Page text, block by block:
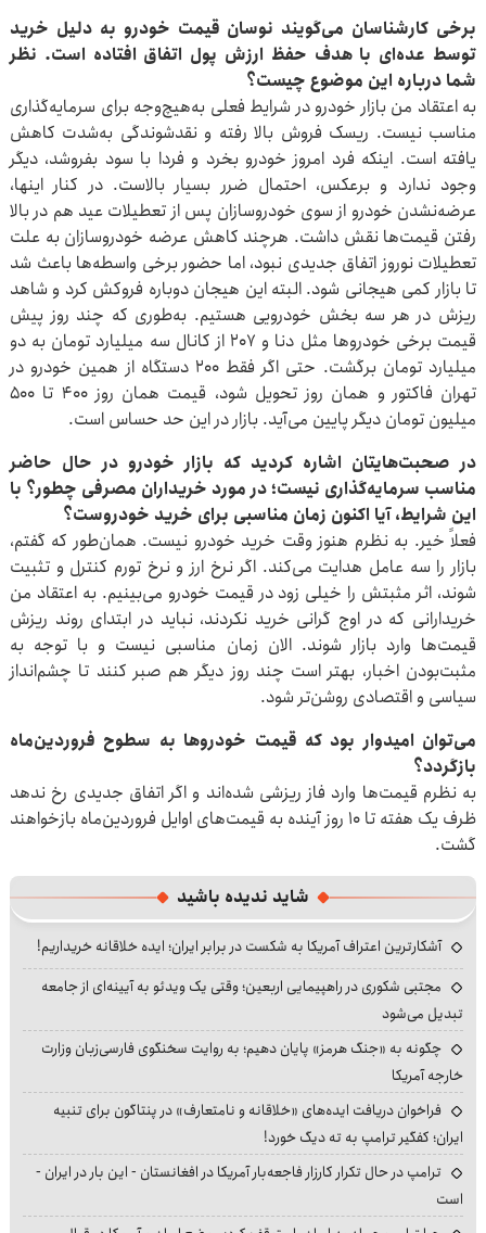
برخی کارشناسان می‌گویند نوسان قیمت خودرو به دلیل خرید
توسط عده‌ای با هدف حفظ ارزش پول اتفاق افتاده است. نظر
شما درباره این موضوع چیست؟
به اعتقاد من بازار خودرو در شرایط فعلی به‌هیچ‌وجه برای سرمایه‌گذاری
مناسب نیست. ریسک فروش بالا رفته و نقدشوندگی به‌شدت کاهش
یافته است. اینکه فرد امروز خودرو بخرد و فردا با سود بفروشد، دیگر
وجود ندارد و برعکس، احتمال ضرر بسیار بالاست. در کنار اینها،
عرضه‌نشدن خودرو از سوی خودروسازان پس از تعطیلات عید هم در بالا
رفتن قیمت‌ها نقش داشت. هرچند کاهش عرضه خودروسازان به علت
تعطیلات نوروز اتفاق جدیدی نبود، اما حضور برخی واسطه‌ها باعث شد
تا بازار کمی هیجانی شود. البته این هیجان دوباره فروکش کرد و شاهد
ریزش در هر سه بخش خودرویی هستیم. به‌طوری که چند روز پیش
قیمت برخی خودروها مثل دنا و ۲۰۷ از کانال سه میلیارد تومان به دو
میلیارد تومان برگشت. حتی اگر فقط ۲۰۰ دستگاه از همین خودرو در
تهران فاکتور و همان روز تحویل شود، قیمت همان روز ۴۰۰ تا ۵۰۰
میلیون تومان دیگر پایین می‌آید. بازار در این حد حساس است.
در صحبت‌هایتان اشاره کردید که بازار خودرو در حال حاضر
مناسب سرمایه‌گذاری نیست؛ در مورد خریداران مصرفی چطور؟ با
این شرایط، آیا اکنون زمان مناسبی برای خرید خودروست؟
فعلاً خیر. به نظرم هنوز وقت خرید خودرو نیست. همان‌طور که گفتم،
بازار را سه عامل هدایت می‌کند. اگر نرخ ارز و نرخ تورم کنترل و تثبیت
شوند، اثر مثبتش را خیلی زود در قیمت خودرو می‌بینیم. به اعتقاد من
خریدارانی که در اوج گرانی خرید نکردند، نباید در ابتدای روند ریزش
قیمت‌ها وارد بازار شوند. الان زمان مناسبی نیست و با توجه به
مثبت‌بودن اخبار، بهتر است چند روز دیگر هم صبر کنند تا چشم‌انداز
سیاسی و اقتصادی روشن‌تر شود.
می‌توان امیدوار بود که قیمت خودروها به سطوح فروردین‌ماه
بازگردد؟
به نظرم قیمت‌ها وارد فاز ریزشی شده‌اند و اگر اتفاق جدیدی رخ ندهد
ظرف یک هفته تا ۱۰ روز آینده به قیمت‌های اوایل فروردین‌ماه بازخواهند
گشت.
شاید ندیده باشید
آشکارترین اعتراف آمریکا به شکست در برابر ایران؛ ایده خلاقانه خریداریم!
مجتبی شکوری در راهپیمایی اربعین؛ وقتی یک ویدئو به آیینه‌ای از جامعه
تبدیل می‌شود
چگونه به «جنگ هرمز» پایان دهیم؛ به روایت سخنگوی فارسی‌زبان وزارت
خارجه آمریکا
فراخوان دریافت ایده‌های «خلاقانه و نامتعارف» در پنتاگون برای تنبیه
ایران؛ کفگیر ترامپ به ته دیگ خورد!
ترامپ در حال تکرار کارزار فاجعه‌بار آمریکا در افغانستان - این بار در ایران -
است